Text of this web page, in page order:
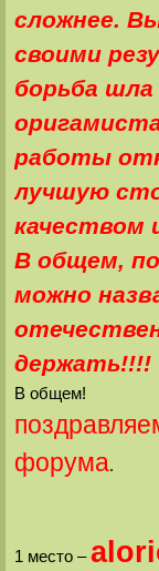
сложнее.
своими
борьба
работы
лучшую
качеством
В общем,
можно
держать!!!!
В общем!
форума.
1 место –